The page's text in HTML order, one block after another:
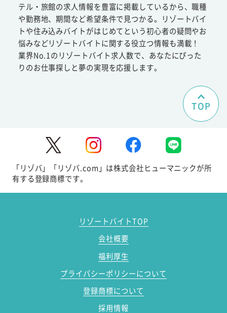
テル・旅館の求人情報を豊富に掲載しているから、職種
や勤務地、期間など希望条件で見つかる。リゾートバイ
トや住み込みバイトがはじめてという初心者の疑問やお
悩みなどリゾートバイトに関する役立つ情報も満載！
業界No.1のリゾートバイト求人数で、あなたにぴった
りのお仕事探しと夢の実現を応援します。
TOP
「リゾバ」「リゾバ.com」は株式会社ヒューマニックが所
有する登録商標です。
リゾートバイトTOP
会社概要
福利厚生
プライバシーポリシーについて
登録商標について
採用情報